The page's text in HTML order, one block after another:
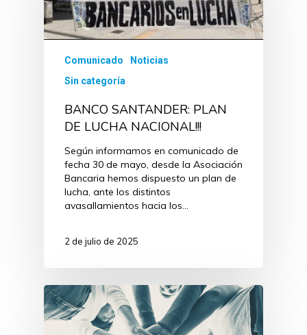
Comunicado
Noticias
Sin categoría
BANCO SANTANDER: PLAN
DE LUCHA NACIONAL!!!
Según informamos en comunicado de
fecha 30 de mayo, desde la Asociación
Bancaria hemos dispuesto un plan de
lucha, ante los distintos
avasallamientos hacia los…
2 de julio de 2025